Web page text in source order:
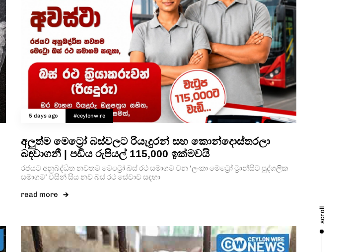
scroll
5 days ago #ceylonwire
අලුත්ම මෙට්‍රෝ බස්වලට රියැදුරන් සහ කොන්දොස්තරලා
බඳවාගනී | පඩිය රුපියල් 115,000 ඉක්මවයි
රජයට අනුබද්ධිත නවතම මෙට්‍රෝ බස් රථ සමාගම වන ‘ලංකා මෙට්‍රෝ ට්‍රාන්සිට් පුද්ගලික
සමාගම’ විසින් සිය නව බස් රථ සේවාව සඳහා
read more